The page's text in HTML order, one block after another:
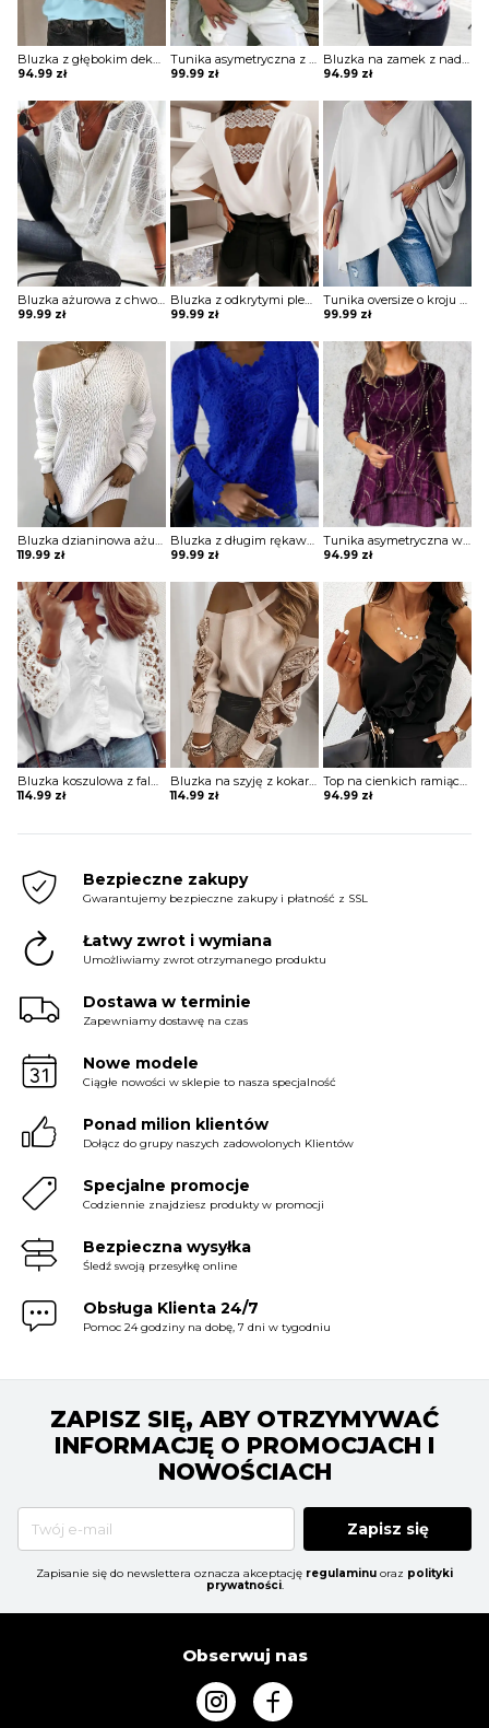
Bluzka z głębokim dekoltem w kształcie litery V z koronkowymi rękawami
94.99 zł
Tunika asymetryczna z podwijanymi rękawami
99.99 zł
Bluzka na zamek z nadrukiem z podwijanymi rękawami
94.99 zł
Bluzka ażurowa z chwostami
99.99 zł
Bluzka z odkrytymi plecami i koronkowymi wstawkami z tyłu
99.99 zł
Tunika oversize o kroju nietoperza
99.99 zł
Bluzka dzianinowa ażurowa o luźnym kroju
119.99 zł
Bluzka z długim rękawem koronkowa
99.99 zł
Tunika asymetryczna warstwowa
94.99 zł
Bluzka koszulowa z falbanką i koronkowymi rękawami
114.99 zł
Bluzka na szyję z kokardami na rękawach
114.99 zł
Top na cienkich ramiączkach z falbanką
94.99 zł
Bezpieczne zakupy
Gwarantujemy bezpieczne zakupy i płatność z SSL
Łatwy zwrot i wymiana
Umożliwiamy zwrot otrzymanego produktu
Dostawa w terminie
Zapewniamy dostawę na czas
Nowe modele
Ciągłe nowości w sklepie to nasza specjalność
Ponad milion klientów
Dołącz do grupy naszych zadowolonych Klientów
Specjalne promocje
Codziennie znajdziesz produkty w promocji
Bezpieczna wysyłka
Śledź swoją przesyłkę online
Obsługa Klienta 24/7
Pomoc 24 godziny na dobę, 7 dni w tygodniu
ZAPISZ SIĘ, ABY OTRZYMYWAĆ
INFORMACJĘ O PROMOCJACH I
NOWOŚCIACH
Zapisz się
Zapisanie się do newslettera oznacza akceptację regulaminu oraz polityki
prywatności.
Obserwuj nas